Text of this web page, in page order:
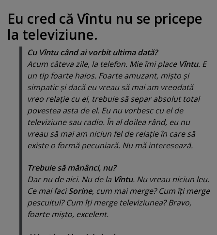
Eu cred că Vîntu nu se pricepe
la televiziune.
Cu Vîntu când ai vorbit ultima dată?
Acum câteva zile, la telefon. Mie îmi place Vîntu. E
un tip foarte haios. Foarte amuzant, mişto şi
simpatic şi dacă eu vreau să mai am vreodată
vreo relaţie cu el, trebuie să separ absolut total
povestea asta de el. Eu nu vorbesc cu el de
televiziune sau radio. În al doilea rând, eu nu
vreau să mai am niciun fel de relaţie în care să
existe o formă pecuniară. Nu mă interesează.
Trebuie să mănânci, nu?
Dar nu de aici. Nu de la Vîntu. Nu vreau niciun leu.
Ce mai faciSorine, cum mai merge? Cum îţi merge
pescuitul? Cum îţi merge televiziunea? Bravo,
foarte mişto, excelent.